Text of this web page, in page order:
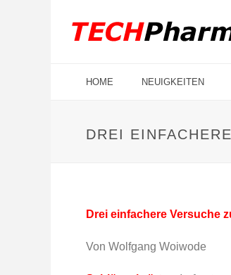
HOME NEUIGKEITEN
DREI
Drei einfachere Versuche
Von Wolfgang Woiwode